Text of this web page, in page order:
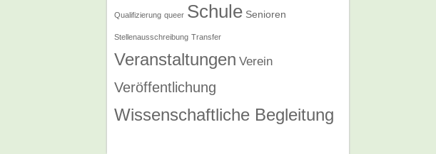
Qualifizierung queer Schule Senioren
Stellenausschreibung Transfer
Veranstaltungen Verein
Veröffentlichung
Wissenschaftliche Begleitung